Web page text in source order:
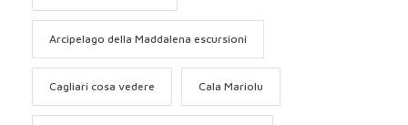
Arcipelago della Maddalena escursioni
Cagliari cosa vedere Cala Mariolu